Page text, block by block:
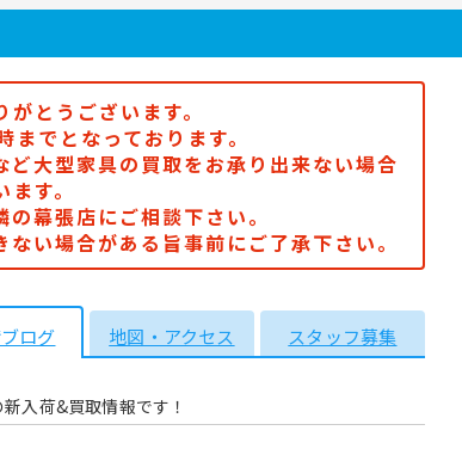
とうございます。
でとなっております。
大型家具の買取をお承り出来ない場合
す。
幕張店にご相談下さい。
い場合がある旨事前にご了承下さい。
ログ 地図・アクセス スタッフ募集
入荷&買取情報です！